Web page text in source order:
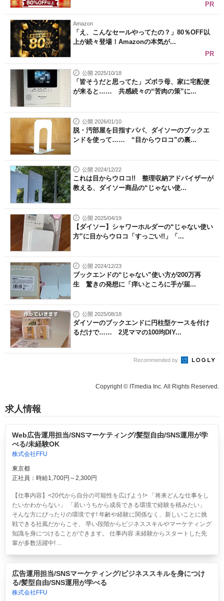
PR
Amazon
「え、こんなセールやってたの？」80％OFF以
上が続々登場！Amazonの本気が...
PR
公開 2025/10/18
「皆そうだと思ってた」ズボラ母、家に宅配便
が来ると…… 共感続々の“苦肉の策”に...
公開 2026/01/10
脱・汚部屋を目指すパパ、ダイソーのブックエ
ンドを使って…… “目からウロコ”の裏...
公開 2024/12/22
これは目からウロコ!! 整理収納アドバイザーが
教える、ダイソー商品の“じゃない使...
公開 2025/04/19
【ダイソー】シャワーホルダーの“じゃない使い
方”に目からウロコ「すっごい!!」「...
公開 2024/12/23
ブックエンドの“じゃない”使い方が200万再
生 驚きの発想に「痒いところに手が届...
公開 2025/08/18
ダイソーのブックエンドに円柱型ケースを付け
るだけで…… 2児ママの100均DIY...
Recommended by
Copyright © ITmedia Inc. All Rights Reserved.
求人情報
Web広告運用担当/SNSマーケティング/髪型自由/SNS運用が学
べる/未経験OK
株式会社FFU
東京都
正社員：時給1,700円～2,300円
【仕事内容】<20代から自分の可能性を広げよう!> 「将来どんな仕事をし
たいかわからない」 「若いうちから成長できる環境で経験を積みたい」
そんな方にぴったりの環境です! 年齢や経験に関係なく、新しいことに挑
戦できる社風だからこそ、 早い段階からビジネススキルやマーケティング
知識を身につけることができます。 仕事内容 未経験からスタートした先
輩が多数活躍中! ...
広告運用担当/SNSマーケティング/ビジネススキルを身につけ
る/髪型自由/SNS運用が学べる
株式会社FFU